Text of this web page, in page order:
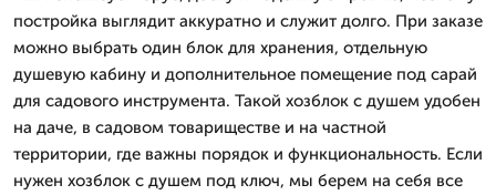
постройка выглядит аккуратно и служит долго. При заказе
можно выбрать один блок для хранения, отдельную
душевую кабину и дополнительное помещение под сарай
для садового инструмента. Такой хозблок с душем удобен
на даче, в садовом товариществе и на частной
территории, где важны порядок и функциональность. Если
нужен хозблок с душем под ключ, мы берем на себя все